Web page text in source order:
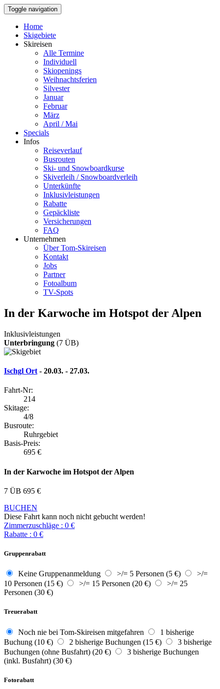
Toggle navigation
Home
Skigebiete
Skireisen
Alle Termine
Individuell
Skiopenings
Weihnachtsferien
Silvester
Januar
Februar
März
April / Mai
Specials
Infos
Reiseverlauf
Busrouten
Ski- und Snowboardkurse
Skiverleih / Snowboardverleih
Unterkünfte
Inklusivleistungen
Rabatte
Gepäckliste
Versicherungen
FAQ
Unternehmen
Über Tom-Skireisen
Kontakt
Jobs
Partner
Fotoalbum
TV-Spots
In der Karwoche im Hotspot der Alpen
Inklusivleistungen
Unterbringung (7 ÜB)
Ischgl Ort - 20.03. - 27.03.
Fahrt-Nr:
214
Skitage:
4/8
Busroute:
Ruhrgebiet
Basis-Preis:
695 €
In der Karwoche im Hotspot der Alpen
7 ÜB 695 €
BUCHEN
Diese Fahrt kann noch nicht gebucht werden!
Zimmerzuschläge : 0 €
Rabatte : 0 €
Gruppenrabatt
Keine Gruppenanmeldung >/= 5 Personen (5 €)
>/=
10 Personen (15 €)
>/= 15 Personen (20 €)
>/= 25
Personen (30 €)
Treuerabatt
Noch nie bei Tom-Skireisen mitgefahren
1 bisherige
Buchung (10 €)
2 bisherige Buchungen (15 €)
3 bisherige
Buchungen (ohne Busfahrt) (20 €)
3 bisherige Buchungen
(inkl. Busfahrt) (30 €)
Fotorabatt